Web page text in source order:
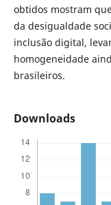
obtidos mostram
da desigualdade
inclusão digital,
homogeneidade
brasileiros.
Downloads